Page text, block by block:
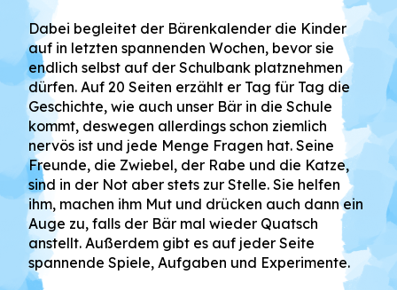
Dabei begleitet der Bärenkalender die Kinder
auf in letzten spannenden Wochen, bevor sie
endlich selbst auf der Schulbank platznehmen
dürfen. Auf 20 Seiten erzählt er Tag für Tag die
Geschichte, wie auch unser Bär in die Schule
kommt, deswegen allerdings schon ziemlich
nervös ist und jede Menge Fragen hat. Seine
Freunde, die Zwiebel, der Rabe und die Katze,
sind in der Not aber stets zur Stelle. Sie helfen
ihm, machen ihm Mut und drücken auch dann ein
Auge zu, falls der Bär mal wieder Quatsch
anstellt. Außerdem gibt es auf jeder Seite
spannende Spiele, Aufgaben und Experimente.